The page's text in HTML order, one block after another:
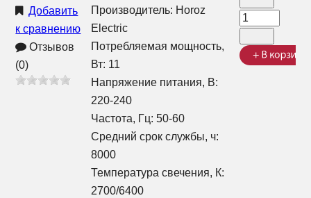
Добавить
к сравнению
Отзывов
(0)
Производитель: Horoz
Electric
Потребляемая мощность,
Вт: 11
Напряжение питания, В:
220-240
Частота, Гц: 50-60
Средний срок службы, ч:
8000
Температура свечения, К:
2700/6400